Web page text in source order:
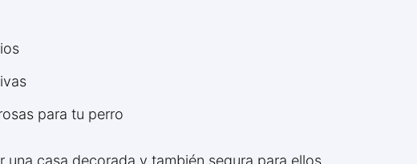
para tu perro
casa decorada y también segura para ellos.